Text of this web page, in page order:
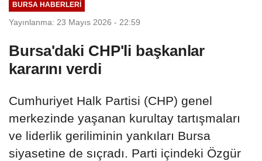
BURSA HABERLERI
Yayınlanma: 23 Mayıs 2026 - 22:59
Bursa'daki CHP'li başkanlar
kararını verdi
Cumhuriyet Halk Partisi (CHP) genel
merkezinde yaşanan kurultay tartışmaları
ve liderlik geriliminin yankıları Bursa
siyasetine de sıçradı. Parti içindeki Özgür